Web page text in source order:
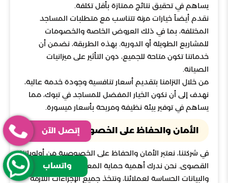
يساهم في تحقيق نتائج ممتازة بأقل تكلفة.
نقدم أيضاً خيارات مرنة تتناسب مع متطلبات المساجد
المختلفة، بما في ذلك العروض الخاصة والخصومات
للمشاريع الطويلة أو الدورية. بهذه الطريقة، نضمن أن
خدماتنا تكون متاحة للجميع، دون التأثير على ميزانيات
الصيانة.
من خلال التزامنا بتقديم أسعار تنافسية وجودة خدمة عالية،
نهدف إلى أن نكون الخيار المفضل للمساجد في تبوك، مما
يساهم في توفير بيئة نظيفة ومريحة بأسعار ميسورة.
الأمان والحفاظ على الخصوصية
في شركتنا، نعتبر الأمان والحفاظ على الخصوصية من أولوياتنا
القصوى. نحن ندرك أهمية حماية المعلومات الشخصية
والبيانات الحساسة لعملائنا، ونتخذ جميع الإجراءات اللازمة
إتصل الآن
واتساب